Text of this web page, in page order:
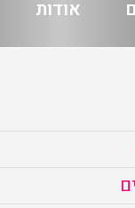
אודות